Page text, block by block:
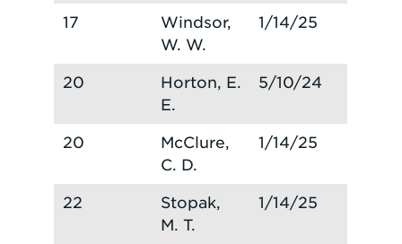
17
Windsor,
W. W.
1/14/25
20
Horton, E.
E.
5/10/24
20
McClure,
C. D.
1/14/25
22
Stopak,
M. T.
1/14/25